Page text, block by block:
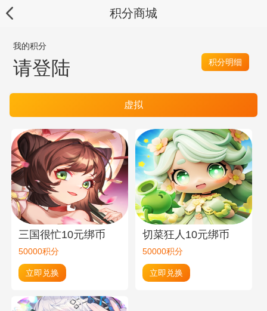
积分商城
我的积分
请登陆 积分明细
虚拟
三国很忙10元绑币
50000积分
立即兑换
切菜狂人10元绑币
50000积分
立即兑换